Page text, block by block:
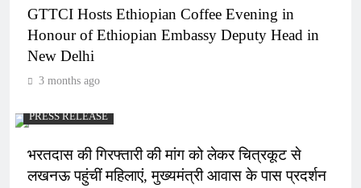
GTTCI Hosts Ethiopian Coffee Evening in
Honour of Ethiopian Embassy Deputy Head in
New Delhi
3 months ago
PRESS RELEASE
भरतदास की गिरफ्तारी की मांग को लेकर चित्रकूट से
लखनऊ पहुंचीं महिलाएं, मुख्यमंत्री आवास के पास प्रदर्शन